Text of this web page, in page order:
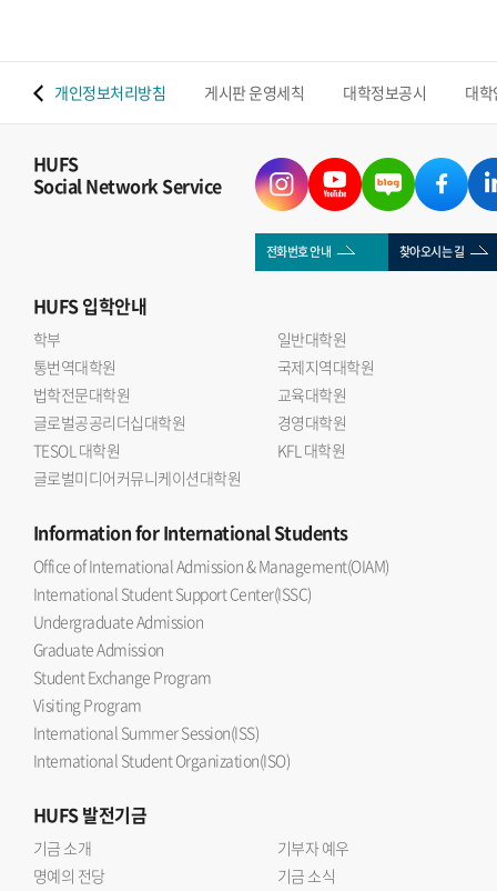
개인정보처리방침 게시판 운영세칙 대학정보공시 대
HUFS
Social Network Service
전화번호 안내 찾아오시는 길
HUFS입학안내
학부
일반대학원
통번역대학원
국제지역대학원
법학전문대학원
교육대학원
글로벌공공리더십대학원
경영대학원
TESOL 대학원
KFL 대학원
글로벌미디어커뮤니케이션대학원
Informationfor International Students
Office of International Admission & Management(OIAM)
International Student Support Center(ISSC)
Undergraduate Admission
Graduate Admission
Student Exchange Program
Visiting Program
International Summer Session(ISS)
International Student Organization(ISO)
HUFS발전기금
기금 소개
기부자 예우
명예의 전당
기금 소식